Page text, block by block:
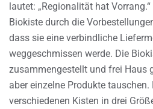
lautet: „Regionalität hat
Biokiste durch die
dass sie eine verbindliche
weggeschmissen werde. Die
zusammengestellt und frei Haus
aber einzelne Produkte
verschiedenen Kisten in drei